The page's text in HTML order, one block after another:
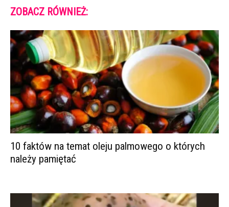
ZOBACZ RÓWNIEŻ:
10 faktów na temat oleju palmowego o których
należy pamiętać